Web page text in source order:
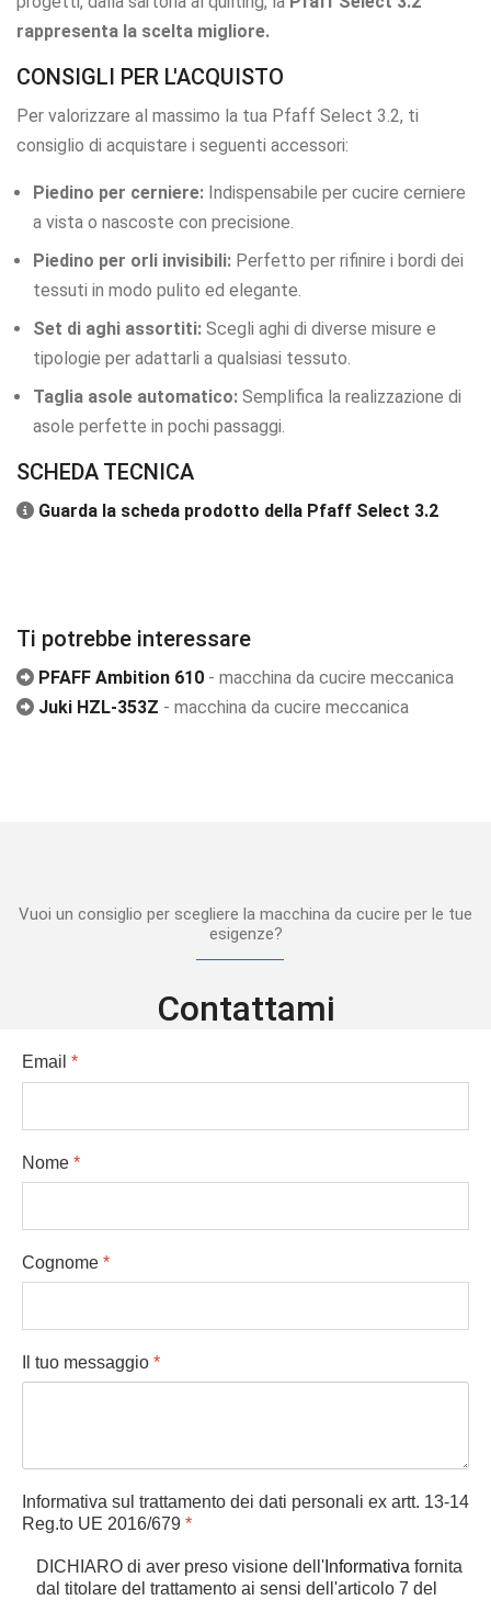
rappresenta la scelta migliore.
CONSIGLI PER L'ACQUISTO
Per valorizzare al massimo la tua Pfaff Select 3.2, ti
consiglio di acquistare i seguenti accessori:
Piedino per cerniere: Indispensabile per cucire cerniere
a vista o nascoste con precisione.
Piedino per orli invisibili: Perfetto per rifinire i bordi dei
tessuti in modo pulito ed elegante.
Set di aghi assortiti: Scegli aghi di diverse misure e
tipologie per adattarli a qualsiasi tessuto.
Taglia asole automatico: Semplifica la realizzazione di
asole perfette in pochi passaggi.
SCHEDA TECNICA
Guarda la scheda prodotto della Pfaff Select 3.2
Ti potrebbe interessare
PFAFF Ambition 610 - macchina da cucire meccanica
Juki HZL-353Z - macchina da cucire meccanica
Vuoi un consiglio per scegliere la macchina da cucire per le tue
esigenze?
Contattami
Email *
Nome *
Cognome *
Il tuo messaggio *
Informativa sul trattamento dei dati personali ex artt. 13-14
Reg.to UE 2016/679 *
DICHIARO di aver preso visione dell' Informativa fornita
dal titolare del trattamento ai sensi dell'articolo 7 del